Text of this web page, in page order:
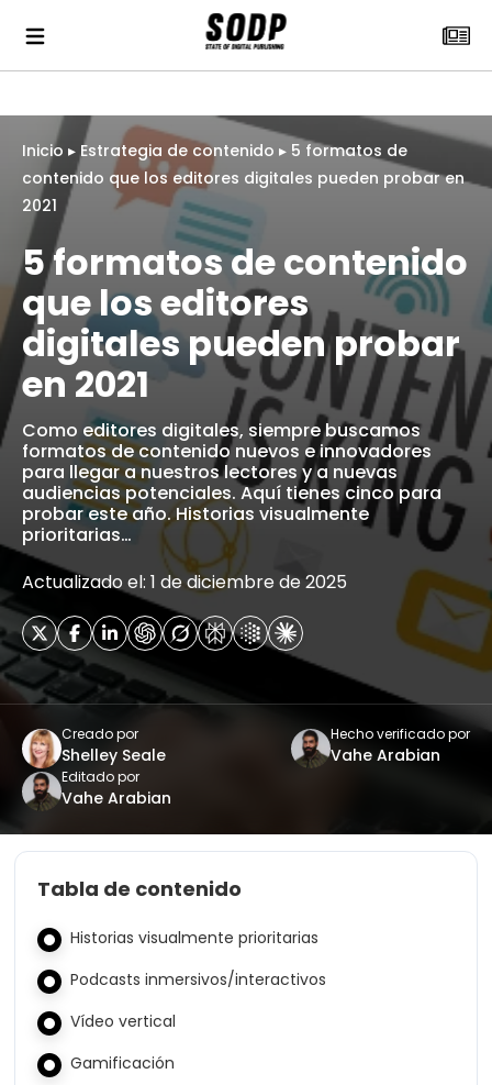
Inicio ▸ Estrategia de contenido ▸ 5 formatos de
contenido que los editores digitales pueden probar en
2021
5 formatos de contenido
que los editores
digitales pueden probar
en 2021
Como editores digitales, siempre buscamos
formatos de contenido nuevos e innovadores
para llegar a nuestros lectores y a nuevas
audiencias potenciales. Aquí tienes cinco para
probar este año. Historias visualmente
prioritarias…
Actualizado el: 1 de diciembre de 2025
Creado por
Shelley Seale
Hecho verificado por
Vahe Arabian
Editado por
Vahe Arabian
Tabla de contenido
Historias visualmente prioritarias
Podcasts inmersivos/interactivos
Vídeo vertical
Gamificación